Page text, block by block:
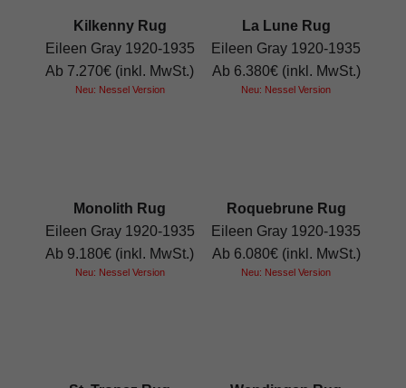
Kilkenny Rug
Eileen Gray 1920-1935
Ab 7.270€ (inkl. MwSt.)
Neu: Nessel Version
La Lune Rug
Eileen Gray 1920-1935
Ab 6.380€ (inkl. MwSt.)
Neu: Nessel Version
Monolith Rug
Eileen Gray 1920-1935
Ab 9.180€ (inkl. MwSt.)
Neu: Nessel Version
Roquebrune Rug
Eileen Gray 1920-1935
Ab 6.080€ (inkl. MwSt.)
Neu: Nessel Version